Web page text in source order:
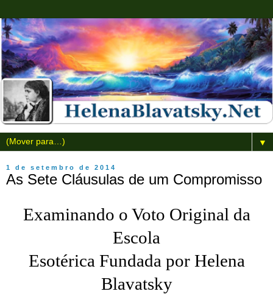
▼
1 de setembro de 2014
As Sete Cláusulas de um Compromisso
Examinando o Voto Original da
Escola
Esotérica Fundada por Helena
Blavatsky